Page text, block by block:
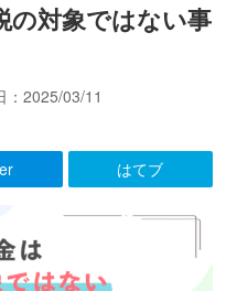
の対象ではない事
：2025/03/11
はてブ